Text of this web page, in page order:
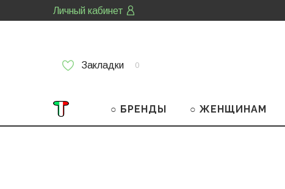
Личный кабинет
Закладки 0
○ БРЕНДЫ ○ ЖЕНЩИНАМ